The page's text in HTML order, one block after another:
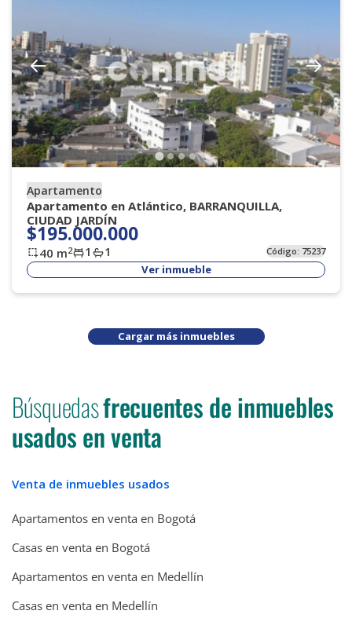
Apartamento
Apartamento en Atlántico, BARRANQUILLA,
CIUDAD JARDÍN
$195.000.000
40 m2 1 1 Código: 75237
Ver inmueble
Cargar más inmuebles
Búsquedasfrecuentes de inmuebles
usados en venta
Venta de inmuebles usados
Apartamentos en venta en Bogotá
Casas en venta en Bogotá
Apartamentos en venta en Medellín
Casas en venta en Medellín